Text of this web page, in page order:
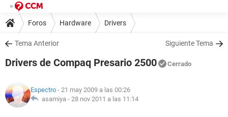
Foros Hardware Drivers
Tema Anterior Siguiente Tema
Drivers de Compaq Presario 2500 Cerrado
Espectro - 21 may 2009 a las 00:26
asamiya - 28 nov 2011 a las 11:14